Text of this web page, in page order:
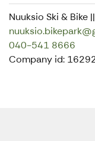
Nuuksio Ski & Bike
040-541 8666
Company id: